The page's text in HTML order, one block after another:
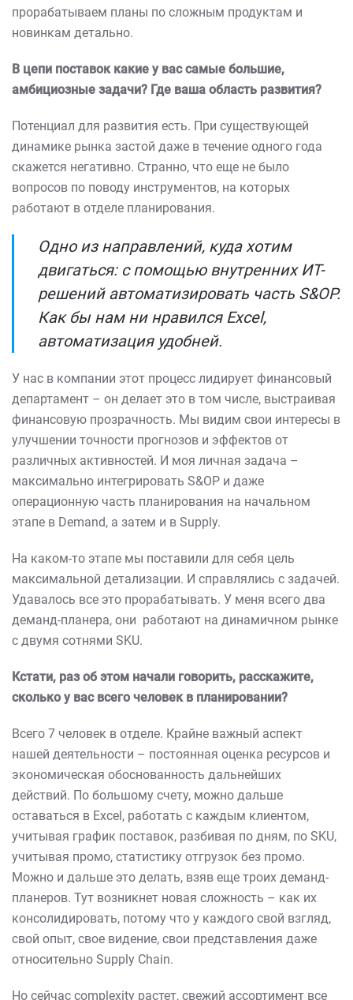
прорабатываем планы по сложным продуктам и
новинкам детально.
В цепи поставок какие у вас самые большие,
амбициозные задачи? Где ваша область развития?
Потенциал для развития есть. При существующей
динамике рынка застой даже в течение одного года
скажется негативно. Странно, что еще не было
вопросов по поводу инструментов, на которых
работают в отделе планирования.
Одно из направлений, куда хотим
двигаться: с помощью внутренних ИТ-
решений автоматизировать часть S&OP.
Как бы нам ни нравился Excel,
автоматизация удобней.
У нас в компании этот процесс лидирует финансовый
департамент – он делает это в том числе, выстраивая
финансовую прозрачность. Мы видим свои интересы в
улучшении точности прогнозов и эффектов от
различных активностей. И моя личная задача –
максимально интегрировать S&OP и даже
операционную часть планирования на начальном
этапе в Demand, а затем и в Supply.
На каком-то этапе мы поставили для себя цель
максимальной детализации. И справлялись с задачей.
Удавалось все это прорабатывать. У меня всего два
деманд-планера, они работают на динамичном рынке
с двумя сотнями SKU.
Кстати, раз об этом начали говорить, расскажите,
сколько у вас всего человек в планировании?
Всего 7 человек в отделе. Крайне важный аспект
нашей деятельности – постоянная оценка ресурсов и
экономическая обоснованность дальнейших
действий. По большому счету, можно дальше
оставаться в Excel, работать с каждым клиентом,
учитывая график поставок, разбивая по дням, по SKU,
учитывая промо, статистику отгрузок без промо.
Можно и дальше это делать, взяв еще троих деманд-
планеров. Тут возникнет новая сложность – как их
консолидировать, потому что у каждого свой взгляд,
свой опыт, свое видение, свои представления даже
относительно Supply Chain.
Но сейчас complexity растет, свежий ассортимент все